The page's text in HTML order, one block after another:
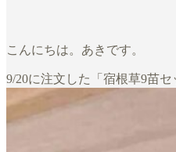
こんにちは。あきです。
9/20に注文した「宿根草9苗セ